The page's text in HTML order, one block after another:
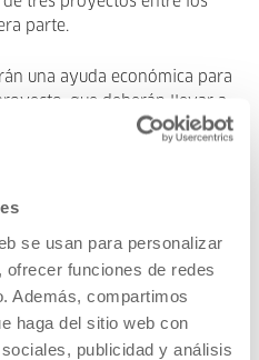
se usan para personalizar
funciones de redes
Además, compartimos
haga del sitio web con
publicidad y análisis
parte.
una ayuda económica para
que deberán llevar a
2021. El importe máximo
el acto público que se
modificaciones debido a la